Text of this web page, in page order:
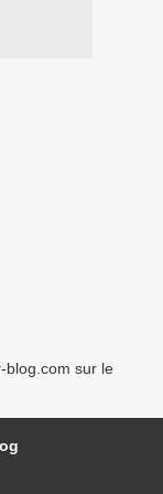
blog.com sur le